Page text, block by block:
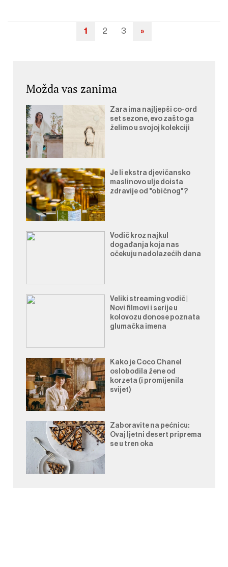
Navigacija
1 2 3 »
Možda vas zanima
Zara ima najljepši co-ord
set sezone, evo zašto ga
želimo u svojoj kolekciji
Je li ekstra djevičansko
maslinovo ulje doista
zdravije od "običnog"?
Vodič kroz najkul
događanja koja nas
očekuju nadolazećih dana
Veliki streaming vodič |
Novi filmovi i serije u
kolovozu donose poznata
glumačka imena
Kako je Coco Chanel
oslobodila žene od
korzeta (i promijenila
svijet)
Zaboravite na pećnicu:
Ovaj ljetni desert priprema
se u tren oka